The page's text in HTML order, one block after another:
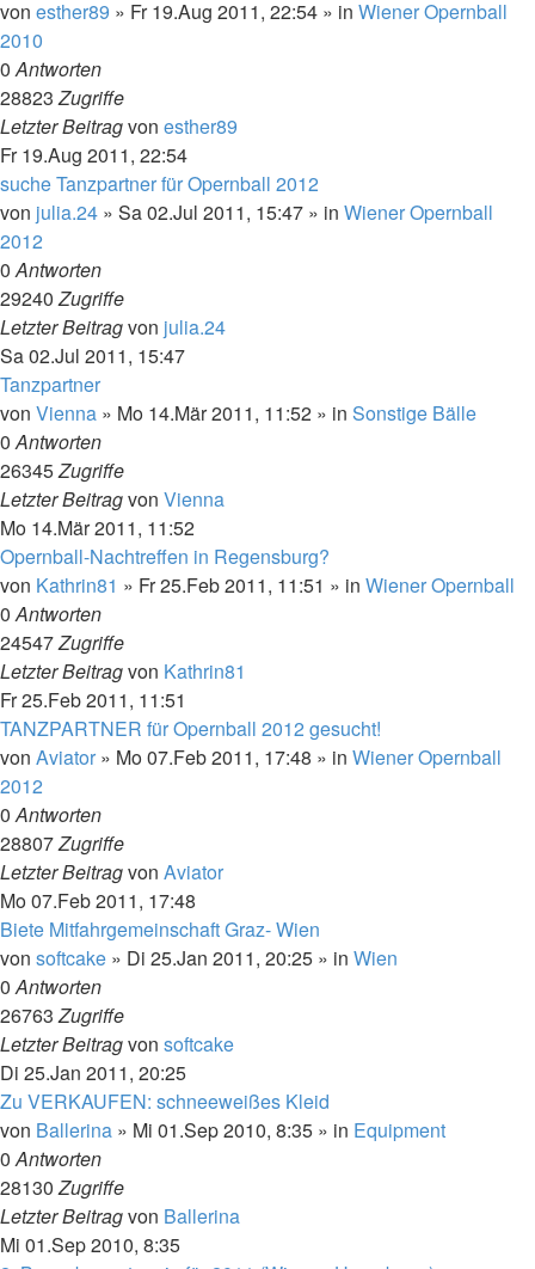
von esther89 » Fr 19.Aug 2011, 22:54 » in Wiener Opernball
2010
0Antworten
28823Zugriffe
Letzter Beitragvon esther89
Fr 19.Aug 2011, 22:54
suche Tanzpartner für Opernball 2012
von julia.24 » Sa 02.Jul 2011, 15:47 » in Wiener Opernball
2012
0Antworten
29240Zugriffe
Letzter Beitragvon julia.24
Sa 02.Jul 2011, 15:47
Tanzpartner
von Vienna » Mo 14.Mär 2011, 11:52 » in Sonstige Bälle
0Antworten
26345Zugriffe
Letzter Beitragvon Vienna
Mo 14.Mär 2011, 11:52
Opernball-Nachtreffen in Regensburg?
von Kathrin81 » Fr 25.Feb 2011, 11:51 » in Wiener Opernball
0Antworten
24547Zugriffe
Letzter Beitragvon Kathrin81
Fr 25.Feb 2011, 11:51
TANZPARTNER für Opernball 2012 gesucht!
von Aviator » Mo 07.Feb 2011, 17:48 » in Wiener Opernball
2012
0Antworten
28807Zugriffe
Letzter Beitragvon Aviator
Mo 07.Feb 2011, 17:48
Biete Mitfahrgemeinschaft Graz- Wien
von softcake » Di 25.Jan 2011, 20:25 » in Wien
0Antworten
26763Zugriffe
Letzter Beitragvon softcake
Di 25.Jan 2011, 20:25
Zu VERKAUFEN: schneeweißes Kleid
von Ballerina » Mi 01.Sep 2010, 8:35 » in Equipment
0Antworten
28130Zugriffe
Letzter Beitragvon Ballerina
Mi 01.Sep 2010, 8:35